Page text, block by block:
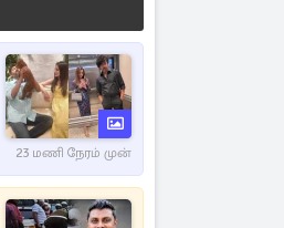
23 மணி நேரம் முன்